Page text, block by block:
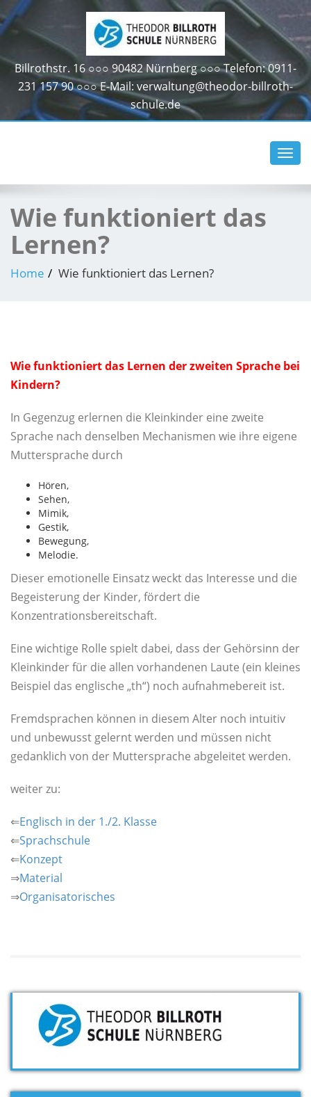
Billrothstr. 16 ○○○ 90482 Nürnberg ○○○ Telefon: 0911-
231 157 90 ○○○ E-Mail: verwaltung@theodor-billroth-
schule.de
Wie funktioniert das
Lernen?
Home Wie funktioniert das Lernen?
Wie funktioniert das Lernen der zweiten Sprache bei
Kindern?
In Gegenzug erlernen die Kleinkinder eine zweite
Sprache nach denselben Mechanismen wie ihre eigene
Muttersprache durch
Hören,
Sehen,
Mimik,
Gestik,
Bewegung,
Melodie.
Dieser emotionelle Einsatz weckt das Interesse und die
Begeisterung der Kinder, fördert die
Konzentrationsbereitschaft.
Eine wichtige Rolle spielt dabei, dass der Gehörsinn der
Kleinkinder für die allen vorhandenen Laute (ein kleines
Beispiel das englische „th“) noch aufnahmebereit ist.
Fremdsprachen können in diesem Alter noch intuitiv
und unbewusst gelernt werden und müssen nicht
gedanklich von der Muttersprache abgeleitet werden.
weiter zu:
⇐Englisch in der 1./2. Klasse
⇐Sprachschule
⇐Konzept
⇒Material
⇒Organisatorisches